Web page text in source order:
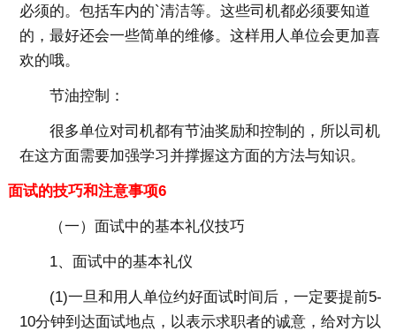
必须的。包括车内的`清洁等。这些司机都必须要知道
的，最好还会一些简单的维修。这样用人单位会更加喜
欢的哦。
节油控制 ：
很多单位对司机都有节油奖励和控制的，所以司机
在这方面需要加强学习并撑握这方面的方法与知识。
面试的技巧和注意事项6
（一）面试中的基本礼仪技巧
1、面试中的基本礼仪
(1)一旦和用人单位约好面试时间后，一定要提前5-
10分钟到达面试地点，以表示求职者的诚意，给对方以